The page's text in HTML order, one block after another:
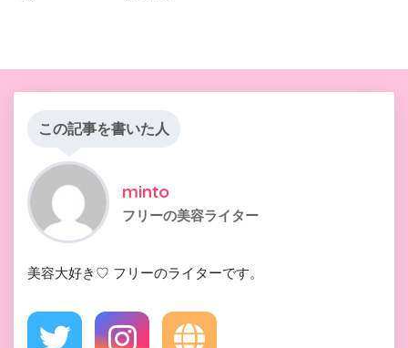
この記事を書いた人
minto
フリーの美容ライター
美容大好き♡ フリーのライターです。